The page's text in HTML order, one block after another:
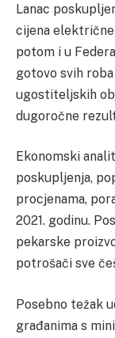
Lanac
cijena
potom i u
gotovo svih
ugostiteljskih
dugoročne
Ekonomski
poskupljenja,
procjenama,
2021. godinu.
pekarske
potrošači sve
Posebno težak
građanima s